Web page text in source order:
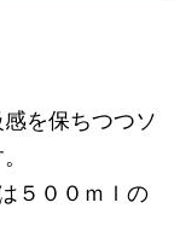
を保ちつつソ
５００ｍｌの